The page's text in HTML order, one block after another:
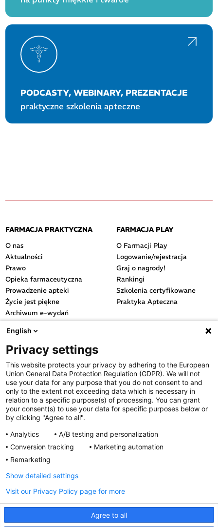
PODCASTY, WEBINARY, PREZENTACJE
praktyczne szkolenia apteczne
FARMACJA PRAKTYCZNA
O nas
Aktualności
Prawo
Opieka farmaceutyczna
Prowadzenie apteki
Życie jest piękne
Archiwum e-wydań
Przydatne linki
FARMACJA PLAY
O Farmacji Play
Logowanie/rejestracja
Graj o nagrody!
Rankingi
Szkolenia certyfikowane
Praktyka Apteczna
OGÓLNE
Polityka prywatności
Regulamin serwisu
Regulamin konkursu
Farmacja Play
Regulamin konkursu Lakcid
Regulamin konkursu Acard
Regulamin konkursu Biotebal
Regulamin konkursu Asmenol
Kontakt
PRODUKTY POLPHARMY
SOCIAL MEDIA
English
Privacy settings
This website protects your privacy by adhering to the European
Union General Data Protection Regulation (GDPR). We will not
use your data for any purpose that you do not consent to and
only to the extent not exceeding data which is necessary in
relation to a specific purpose(s) of processing. You can grant
your consent(s) to use your data for specific purposes below or
by clicking "Agree to all".
Analytics
A/B testing and personalization
Conversion tracking
Marketing automation
Remarketing
Agree to all
Show detailed settings
Visit our Privacy Policy page for more